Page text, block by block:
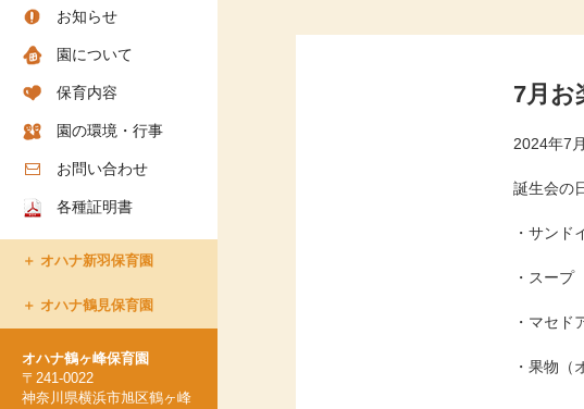
お知らせ
園について
保育内容
園の環境・行事
お問い合わせ
各種証明書
オハナ新羽保育園
オハナ鶴見保育園
オハナ鶴ヶ峰保育園
〒241-0022
神奈川県横浜市旭区鶴ヶ峰
活
- 入所について
- アクセス
- お問い合わせ
- お知らせ
ちろりん村 横須賀
オハナ新羽保育園
オハナ鶴見保育園
7月
2024年7
誕生会の
・サンド
・スープ
・マセド
・果物（